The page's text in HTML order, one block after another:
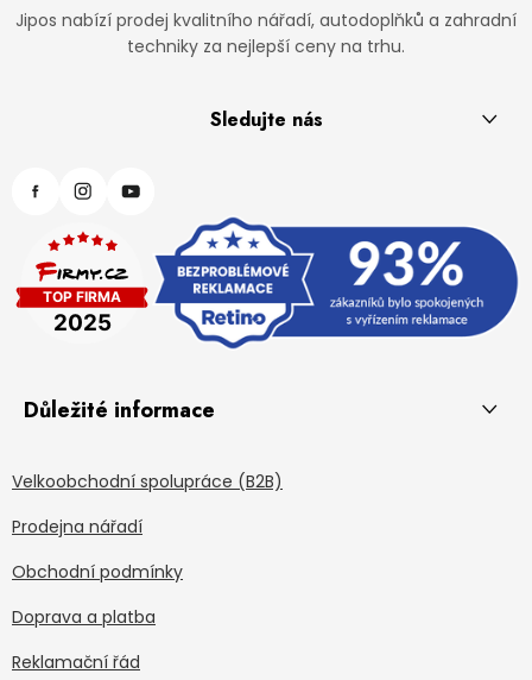
Jipos nabízí prodej kvalitního nářadí, autodoplňků a zahradní
techniky za nejlepší ceny na trhu.
Sledujte nás
Důležité informace
Velkoobchodní spolupráce (B2B)
Prodejna nářadí
Obchodní podmínky
Doprava a platba
Reklamační řád